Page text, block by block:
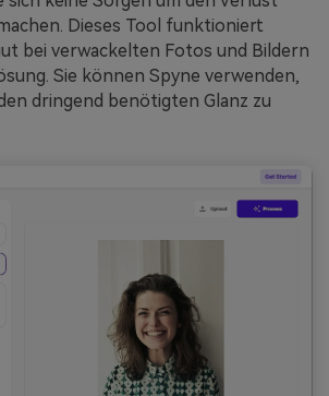
Dieses Tool funktioniert
bei verwackelten Fotos und Bildern
Sie können Spyne verwenden,
dringend benötigten Glanz zu